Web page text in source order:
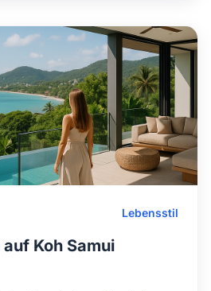
Lebensstil
Koh Samui